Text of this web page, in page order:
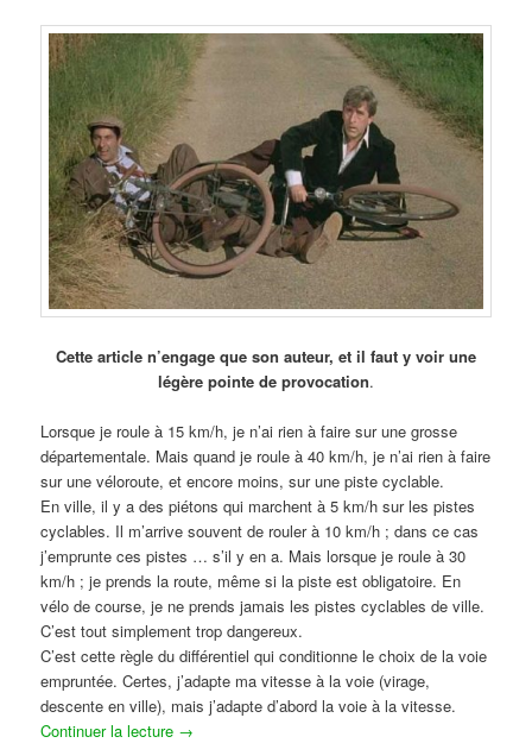
Cette article n’engage que son auteur, et il faut y voir une
légère pointe de provocation.
Lorsque je roule à 15 km/h, je n’ai rien à faire sur une grosse
départementale. Mais quand je roule à 40 km/h, je n’ai rien à faire
sur une véloroute, et encore moins, sur une piste cyclable.
En ville, il y a des piétons qui marchent à 5 km/h sur les pistes
cyclables. Il m’arrive souvent de rouler à 10 km/h ; dans ce cas
j’emprunte ces pistes … s’il y en a. Mais lorsque je roule à 30
km/h ; je prends la route, même si la piste est obligatoire. En
vélo de course, je ne prends jamais les pistes cyclables de ville.
C’est tout simplement trop dangereux.
C’est cette règle du différentiel qui conditionne le choix de la voie
empruntée. Certes, j’adapte ma vitesse à la voie (virage,
descente en ville), mais j’adapte d’abord la voie à la vitesse.
Continuer la lecture →